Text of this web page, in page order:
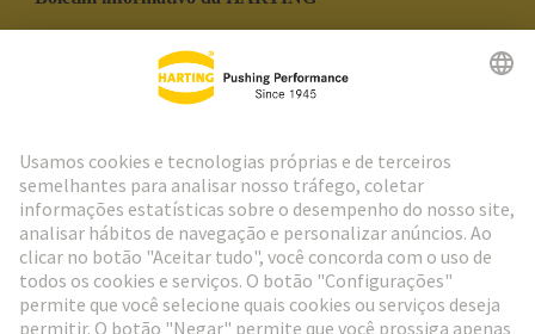
Social Media